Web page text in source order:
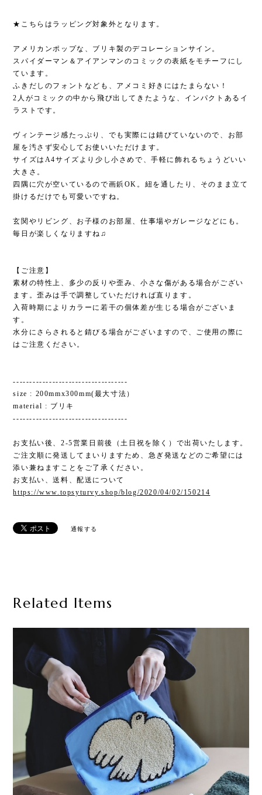
★こちらはラッピング対象外となります。
アメリカンポップな、ブリキ製のデコレーションサイン。
スパイダーマン＆アイアンマンのコミックの表紙をモチーフにし
ています。
ふきだしのフォントなども、アメコミ好きにはたまらない！
2人がコミックの中から飛び出してきたような、インパクトあるイ
ラストです。
ヴィンテージ感たっぷり、でも実際には錆びていないので、お部
屋を汚さず安心してお使いいただけます。
サイズはA4サイズより少し小さめで、手軽に飾れるちょうどいい
大きさ。
四隅に穴が空いているので画鋲OK。紐を通したり、そのまま立て
掛けるだけでも可愛いですね。
玄関やリビング、お子様のお部屋、仕事場やガレージなどにも。
毎日が楽しくなりますね♫
【ご注意】
素材の特性上、多少の反りや歪み、小さな傷がある場合がござい
ます。歪みは手で調整していただければ直ります。
入荷時期によりカラーに若干の個体差が生じる場合がございま
す。
水分にさらされると錆びる場合がございますので、ご使用の際に
はご注意ください。
-----------------------------------
size : 200mmx300mm(最大寸法）
material : ブリキ
-----------------------------------
お支払い後、2-5営業日前後（土日祝を除く）で出荷いたします。
ご注文順に発送してまいりますため、急ぎ発送などのご希望には
添い兼ねますことをご了承ください。
お支払い、送料、配送について
https://www.topsyturvy.shop/blog/2020/04/02/150214
通報する
Related Items